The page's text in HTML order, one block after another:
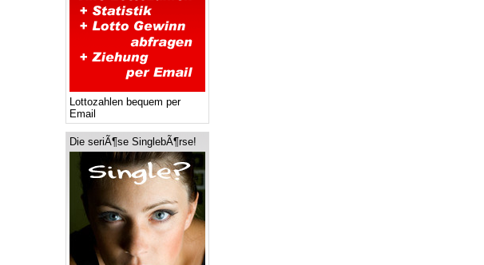
Lottozahlen bequem per
Email
Die seriÃ¶se SinglebÃ¶rse!